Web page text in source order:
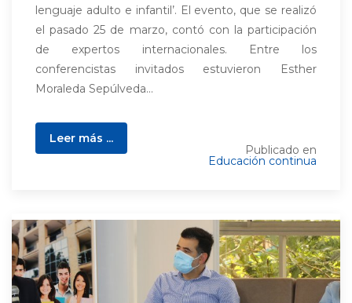
lenguaje adulto e infantil’. El evento, que se realizó
el pasado 25 de marzo, contó con la participación
de expertos internacionales. Entre los
conferencistas invitados estuvieron Esther
Moraleda Sepúlveda...
Leer más ...
Publicado en
Educación continua